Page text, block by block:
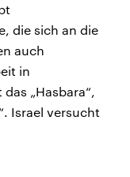
die sich an die
auch
in
„Hasbara“,
Israel versucht